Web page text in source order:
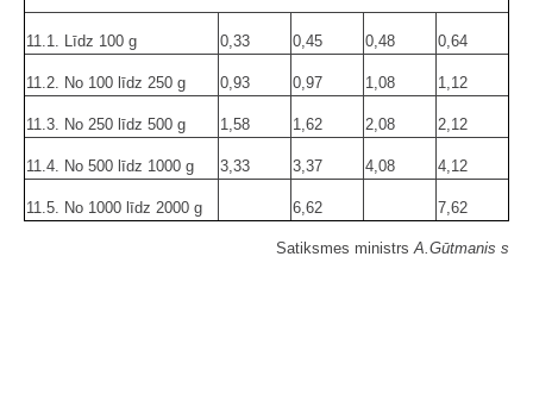
11.1. Līdz 100 g 0,33 0,45 0,48 0,64
11.2. No 100 līdz 250 g 0,93 0,97 1,08 1,12
11.3. No 250 līdz 500 g 1,58 1,62 2,08 2,12
11.4. No 500 līdz 1000 g 3,33 3,37 4,08 4,12
11.5. No 1000 līdz 2000 g 6,62 7,62
Satiksmes ministrs A.Gūtmanis s